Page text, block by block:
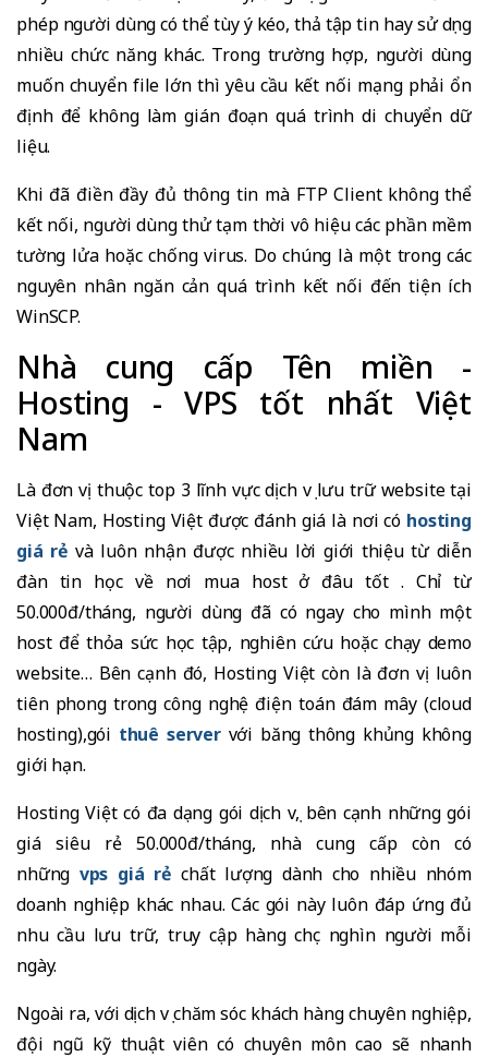
phép người dùng có thể tùy ý kéo, thả tập tin hay sử dụng
nhiều chức năng khác. Trong trường hợp, người dùng
muốn chuyển file lớn thì yêu cầu kết nối mạng phải ổn
định để không làm gián đoạn quá trình di chuyển dữ
liệu.
Khi đã điền đầy đủ thông tin mà FTP Client không thể
kết nối, người dùng thử tạm thời vô hiệu các phần mềm
tường lửa hoặc chống virus. Do chúng là một trong các
nguyên nhân ngăn cản quá trình kết nối đến tiện ích
WinSCP.
Nhà cung cấp Tên miền -
Hosting - VPS tốt nhất Việt
Nam
Là đơn vị thuộc top 3 lĩnh vực dịch vụ lưu trữ website tại
Việt Nam, Hosting Việt được đánh giá là nơi có hosting
giá rẻ và luôn nhận được nhiều lời giới thiệu từ diễn
đàn tin học về nơi mua host ở đâu tốt . Chỉ từ
50.000đ/tháng, người dùng đã có ngay cho mình một
host để thỏa sức học tập, nghiên cứu hoặc chạy demo
website… Bên cạnh đó, Hosting Việt còn là đơn vị luôn
tiên phong trong công nghệ điện toán đám mây (cloud
hosting),gói thuê servervới băng thông khủng không
giới hạn.
Hosting Việt có đa dạng gói dịch vụ, bên cạnh những gói
giá siêu rẻ 50.000đ/tháng, nhà cung cấp còn có
những vps giá rẻ chất lượng dành cho nhiều nhóm
doanh nghiệp khác nhau. Các gói này luôn đáp ứng đủ
nhu cầu lưu trữ, truy cập hàng chục nghìn người mỗi
ngày.
Ngoài ra, với dịch vụ chăm sóc khách hàng chuyên nghiệp,
đội ngũ kỹ thuật viên có chuyên môn cao sẽ nhanh